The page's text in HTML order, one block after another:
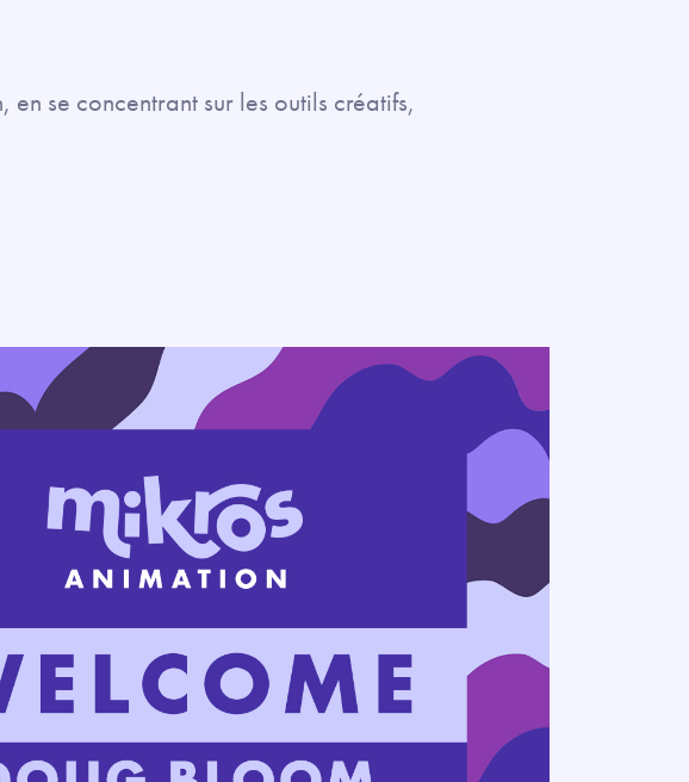
se concentrant sur les outils créatifs,